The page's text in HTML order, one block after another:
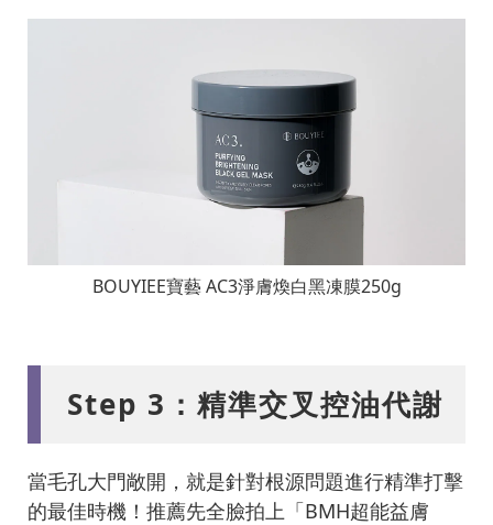
BOUYIEE寶藝 AC3淨膚煥白黑凍膜250g
Step 3：精準交叉控油代謝
當毛孔大門敞開，就是針對根源問題進行精準打擊
的最佳時機！推薦先全臉拍上「BMH超能益膚